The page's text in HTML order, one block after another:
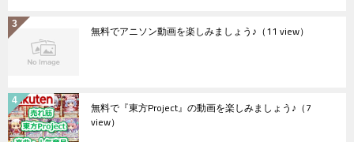
無料でアニソン動画を楽しみましょう♪ （11 view）
無料で『東方Project』の動画を楽しみましょう♪ （7
view）